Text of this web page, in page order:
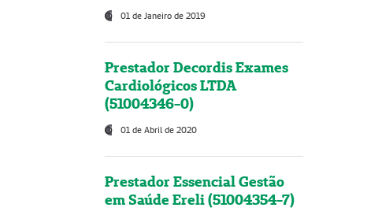
01 de Janeiro de 2019
Prestador Decordis Exames
Cardiológicos LTDA
(51004346-0)
01 de Abril de 2020
Prestador Essencial Gestão
em Saúde Ereli (51004354-7)